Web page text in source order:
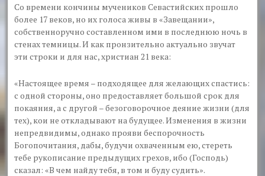
Со времени кончины мучеников Севастийских прошло
более 17 веков, но их голоса живы в «Завещании»,
собственноручно составленном ими в последнюю ночь в
стенах темницы. И как пронзительно актуально звучат
эти строки и для нас, христиан 21 века:
«Настоящее время – подходящее для желающих спастись:
с одной стороны, оно предоставляет большой срок для
покаяния, а с другой – безоговорочное деяние жизни (для
тех), кои не откладывают на будущее. Изменения в жизни
непредвидимы, однако прояви беспорочность
Богопочитания, дабы, будучи охваченным ею, стереть
тебе рукописание предыдущих грехов, ибо (Господь)
сказал: «В чем найду тебя, в том и буду судить».